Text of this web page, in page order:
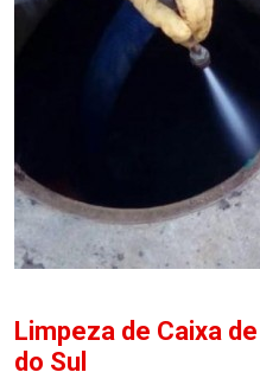
Limpeza de Caixa
do Sul